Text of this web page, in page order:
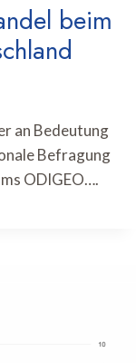
beim
an Bedeutung
Befragung
ODIGEO….